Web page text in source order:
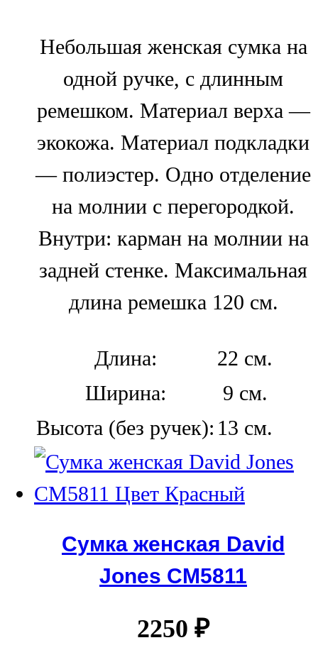
Небольшая женская сумка на
одной ручке, с длинным
ремешком. Материал верха —
экокожа. Материал подкладки
— полиэстер. Одно отделение
на молнии с перегородкой.
Внутри: карман на молнии на
задней стенке. Максимальная
длина ремешка 120 см.
Длина:
22 см.
Ширина:
9 см.
Высота (без ручек): 13 см.
Сумка женская David
Jones СМ5811
2250 ₽